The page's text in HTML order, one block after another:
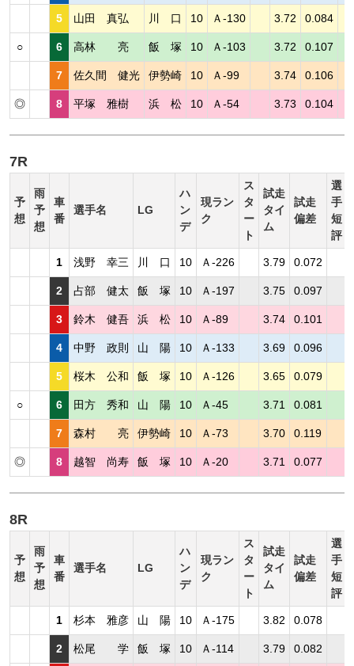
5 山田 真弘 川 口 10 Ａ-130 3.72 0.084
○ 6 高林 亮 飯 塚 10 Ａ-103 3.72 0.107
7 佐久間 健光 伊勢崎 10 Ａ-99 3.74 0.106
◎ 8 平塚 雅樹 浜 松 10 Ａ-54 3.73 0.104
7R
予
想
雨
予
想
車
番
選手名 LG
ハ
ン
デ
現ラン
ク
ス
タ
ー
ト
試走
タイ
ム
試走
偏差
選
手
短
評
1 浅野 幸三 川 口 10 Ａ-226 3.79 0.072
2 占部 健太 飯 塚 10 Ａ-197 3.75 0.097
3 鈴木 健吾 浜 松 10 Ａ-89 3.74 0.101
4 中野 政則 山 陽 10 Ａ-133 3.69 0.096
5 桜木 公和 飯 塚 10 Ａ-126 3.65 0.079
○ 6 田方 秀和 山 陽 10 Ａ-45 3.71 0.081
7 森村 亮 伊勢崎 10 Ａ-73 3.70 0.119
◎ 8 越智 尚寿 飯 塚 10 Ａ-20 3.71 0.077
8R
予
想
雨
予
想
車
番
選手名 LG
ハ
ン
デ
現ラン
ク
ス
タ
ー
ト
試走
タイ
ム
試走
偏差
選
手
短
評
1 杉本 雅彦 山 陽 10 Ａ-175 3.82 0.078
2 松尾 学 飯 塚 10 Ａ-114 3.79 0.082